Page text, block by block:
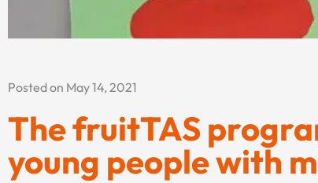
Posted on May 14, 2021
The fruitTAS
young people with